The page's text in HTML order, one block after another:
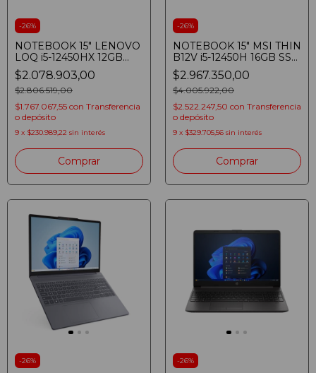
-26%
NOTEBOOK 15" LENOVO
LOQ i5-12450HX 12GB
SSD 512GB RTX 3050
FHD 144HZ WIN11 LUNA
GREY
$2.078.903,00
$2.806.519,00
$1.767.067,55 con Transferencia
o depósito
9 x $230.989,22 sin interés
-26%
NOTEBOOK 15" MSI THIN
B12V i5-12450H 16GB SSD
512GB RTX4050 FHD
144HZ WIN 11
$2.967.350,00
$4.005.922,00
$2.522.247,50 con Transferencia
o depósito
9 x $329.705,56 sin interés
-26% -26%